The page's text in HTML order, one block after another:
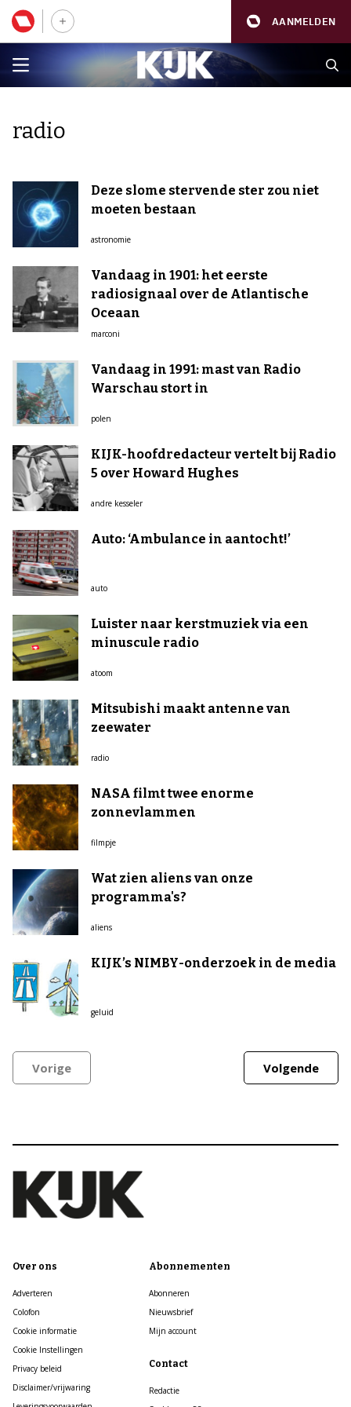
AANMELDEN
radio
Deze slome stervende ster zou niet
moeten bestaan
astronomie
Vandaag in 1901: het eerste
radiosignaal over de Atlantische
Oceaan
marconi
Vandaag in 1991: mast van Radio
Warschau stort in
polen
KIJK-hoofdredacteur vertelt bij Radio
5 over Howard Hughes
andre kesseler
Auto: ‘Ambulance in aantocht!’
auto
Luister naar kerstmuziek via een
minuscule radio
atoom
Mitsubishi maakt antenne van
zeewater
radio
NASA filmt twee enorme
zonnevlammen
filmpje
Wat zien aliens van onze
programma's?
aliens
KIJK’s NIMBY-onderzoek in de media
geluid
Vorige Volgende
Over ons
Adverteren
Colofon
Cookie informatie
Cookie Instellingen
Privacy beleid
Disclaimer/vrijwaring
Abonnementen
Abonneren
Nieuwsbrief
Mijn account
Contact
Redactie